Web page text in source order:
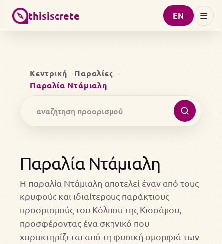
thisiscrete EN
Κεντρική
Παραλίες
Παραλία Ντάμιαλη
Παραλία Ντάμιαλη
Η παραλία Ντάμιαλη αποτελεί έναν από τους
κρυφούς και ιδιαίτερους παράκτιους
προορισμούς του Κόλπου της Κισσάμου,
προσφέροντας ένα σκηνικό που
χαρακτηρίζεται από τη φυσική ομορφιά των